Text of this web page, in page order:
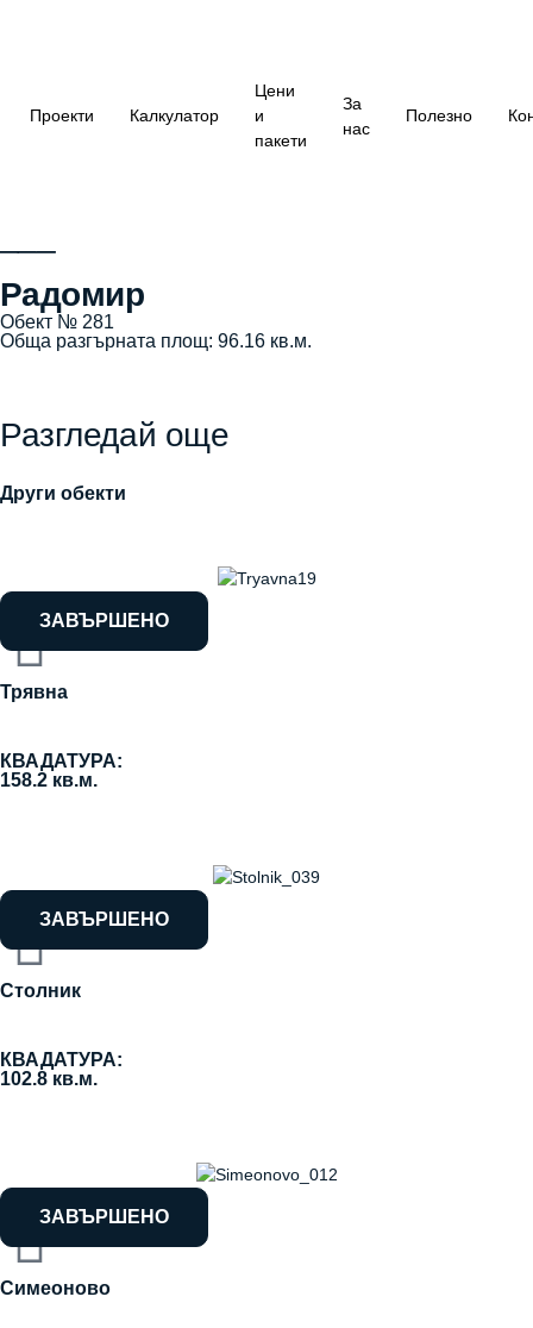
Проекти Калкулатор
Цени
и
пакети
За
нас
Полезно
Радомир
Обект № 281
Обща разгърната площ: 96.16 кв.м.
Разгледай още
Други обекти
ЗАВЪРШЕНО
Трявна
КВАДАТУРА:
158.2 кв.м.
ЗАВЪРШЕНО
Столник
КВАДАТУРА:
102.8 кв.м.
ЗАВЪРШЕНО
Симеоново